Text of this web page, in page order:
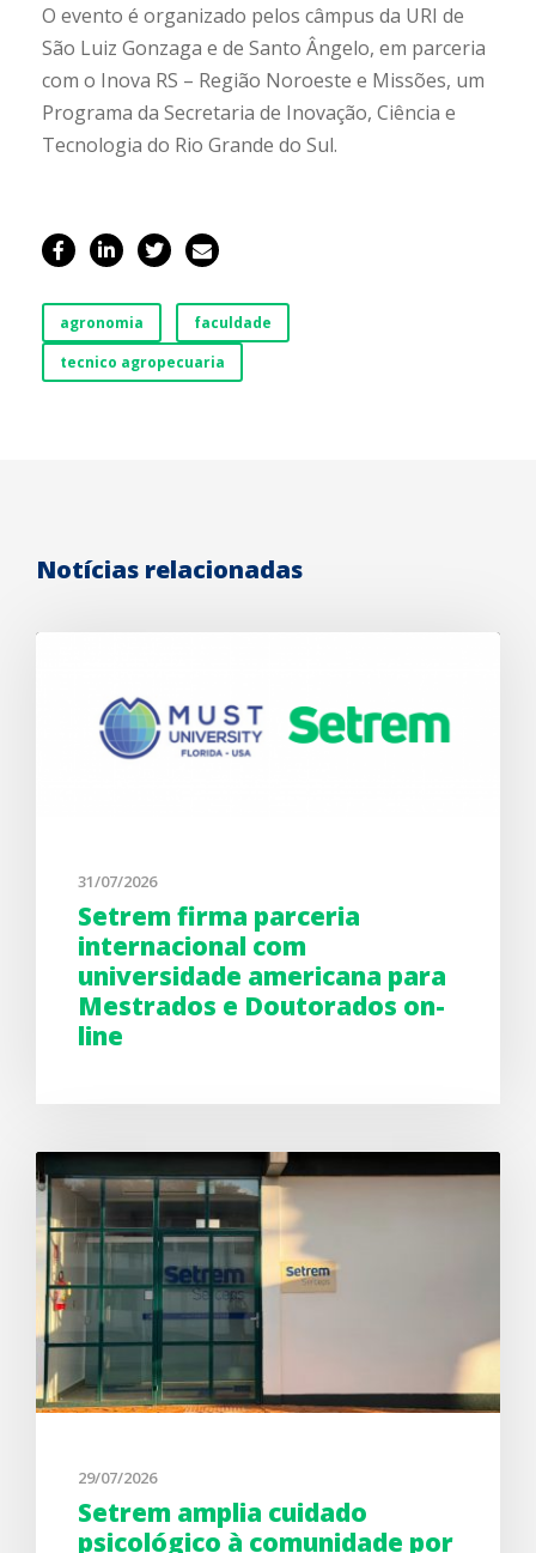
O evento é organizado pelos câmpus da URI de
São Luiz Gonzaga e de Santo Ângelo, em parceria
com o Inova RS – Região Noroeste e Missões, um
Programa da Secretaria de Inovação, Ciência e
Tecnologia do Rio Grande do Sul.
agronomia
faculdade
tecnico agropecuaria
Notícias relacionadas
31/07/2026
Setrem firma parceria
internacional com
universidade americana para
Mestrados e Doutorados on-
line
29/07/2026
Setrem amplia cuidado
psicológico à comunidade por